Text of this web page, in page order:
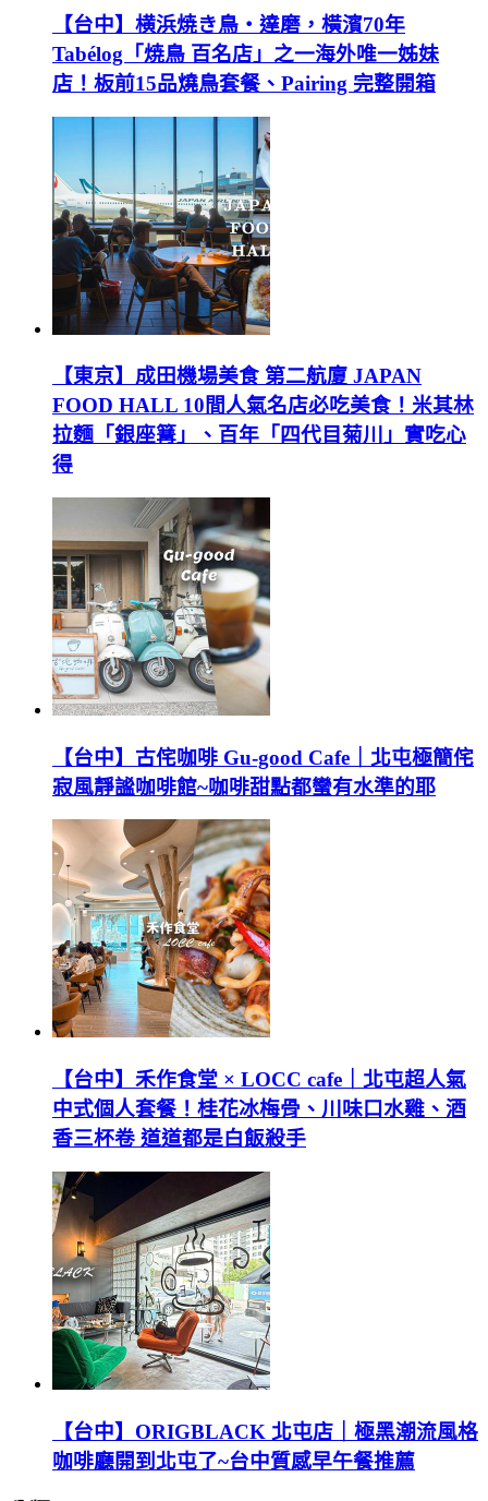
【台中】横浜焼き鳥‧達磨，橫濱70年
Tabélog「焼鳥 百名店」之一海外唯一姊妹
店！板前15品燒鳥套餐、Pairing 完整開箱
【東京】成田機場美食 第二航廈 JAPAN
FOOD HALL 10間人氣名店必吃美食！米其林
拉麵「銀座篝」、百年「四代目菊川」實吃心
得
【台中】古侘咖啡 Gu-good Cafe｜北屯極簡侘
寂風靜謐咖啡館~咖啡甜點都蠻有水準的耶
【台中】禾作食堂 × LOCC cafe｜北屯超人氣
中式個人套餐！桂花冰梅骨、川味口水雞、酒
香三杯卷 道道都是白飯殺手
【台中】ORIGBLACK 北屯店｜極黑潮流風格
咖啡廳開到北屯了~台中質感早午餐推薦